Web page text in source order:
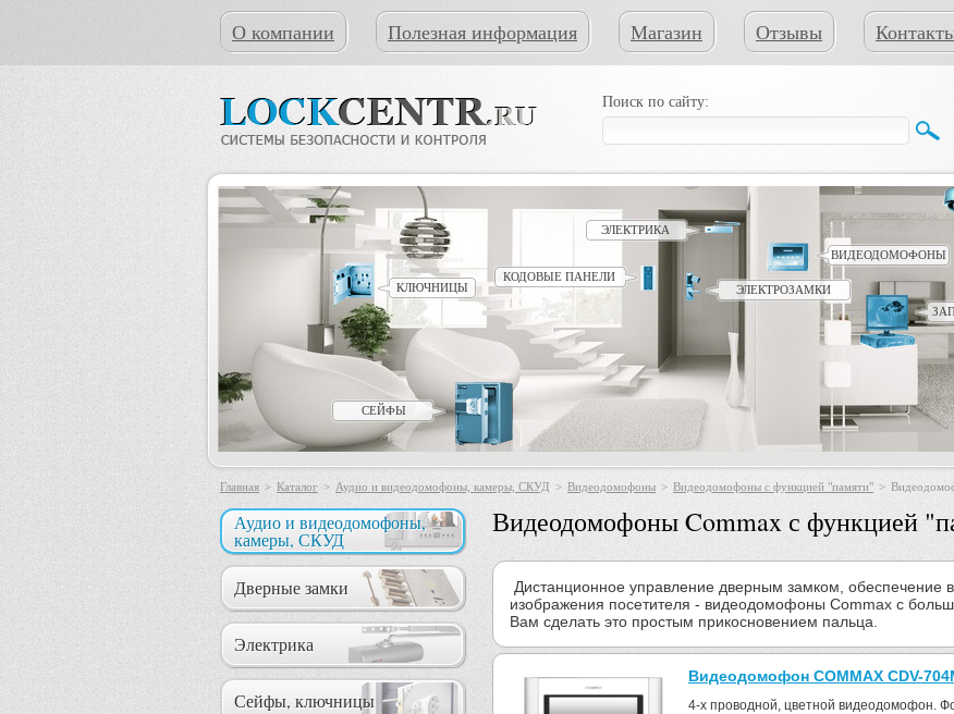
О компании Полезная информация Магазин Отзывы
Поиск по сайту:
ЭЛЕКТРИКА
ВИДЕОДОМОФОНЫ
КЛЮЧНИЦЫ
КОДОВЫЕ ПАНЕЛИ
ЭЛЕКТРОЗАМКИ
СЕЙФЫ
Главная > Каталог > Аудио и видеодомофоны, камеры, СКУД > Видеодомофоны > Видеодомофоны с функцией "памяти" >
Видеодомофоны Commax с функцией
Дистанционное управление дверным замком, обеспечение
изображения посетителя - видеодомофоны Commax с
Вам сделать это простым прикосновением пальца.
Видеодомофон COMMAX CDV-
4-x проводной, цветной видеодомофон.
Аудио и видеодомофоны,
камеры, СКУД
Дверные замки
Электрика
Сейфы, ключницы